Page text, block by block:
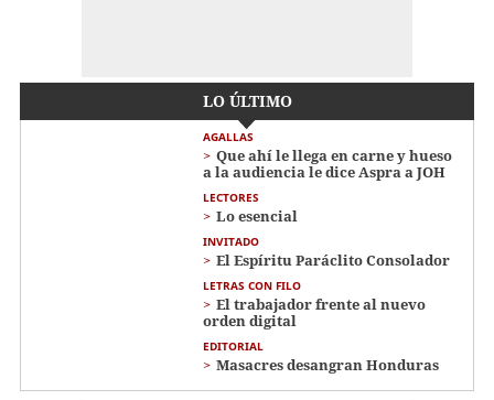
LO ÚLTIMO
AGALLAS
Que ahí le llega en carne y hueso
a la audiencia le dice Aspra a JOH
LECTORES
Lo esencial
INVITADO
El Espíritu Paráclito Consolador
LETRAS CON FILO
El trabajador frente al nuevo
orden digital
EDITORIAL
Masacres desangran Honduras